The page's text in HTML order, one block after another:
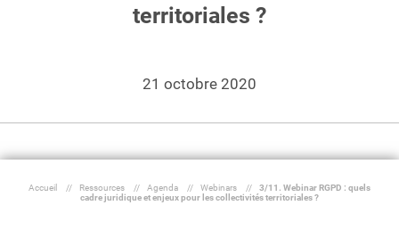
DLD par taille d'entreprise
Devenir partenaire
Dossiers
Outils
L'entreprise
Nos engagements
Fr
territoriales ?
21 octobre 2020
Accueil // Ressources // Agenda // Webinars //
3/11. Webinar RGPD : quels
cadre juridique et enjeux pour les collectivités territoriales ?